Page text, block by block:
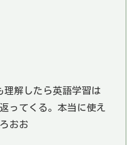
理解したら英語学習は
ってくる。本当に使え
おお